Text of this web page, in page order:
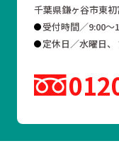
千葉県鎌ヶ谷市東
受付時間／9:00～
定休日／水曜日